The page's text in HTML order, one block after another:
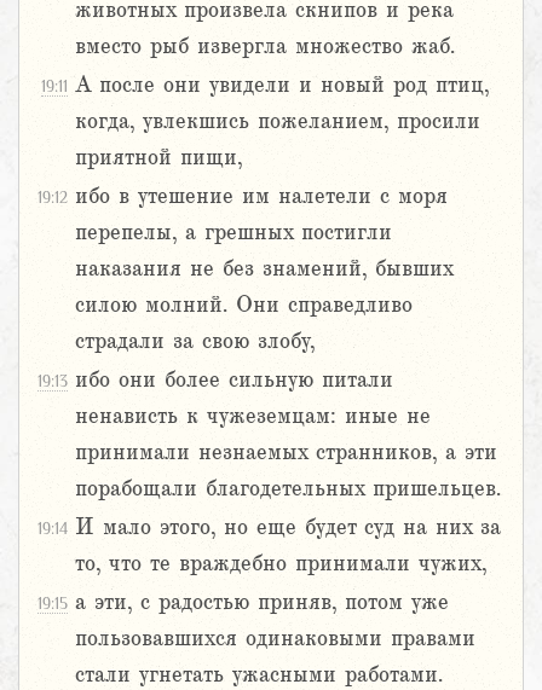
животных произвела скнипов и река
вместо рыб извергла множество жаб.
19:11 А после они увидели и новый род птиц,
когда, увлекшись пожеланием, просили
приятной пищи,
19:12 ибо в утешение им налетели с моря
перепелы, а грешных постигли
наказания не без знамений, бывших
силою молний. Они справедливо
страдали за свою злобу,
19:13 ибо они более сильную питали
ненависть к чужеземцам: иные не
принимали незнаемых странников, а эти
порабощали благодетельных пришельцев.
19:14 И мало этого, но еще будет суд на них за
то, что те враждебно принимали чужих,
19:15 а эти, с радостью приняв, потом уже
пользовавшихся одинаковыми правами
стали угнетать ужасными работами.